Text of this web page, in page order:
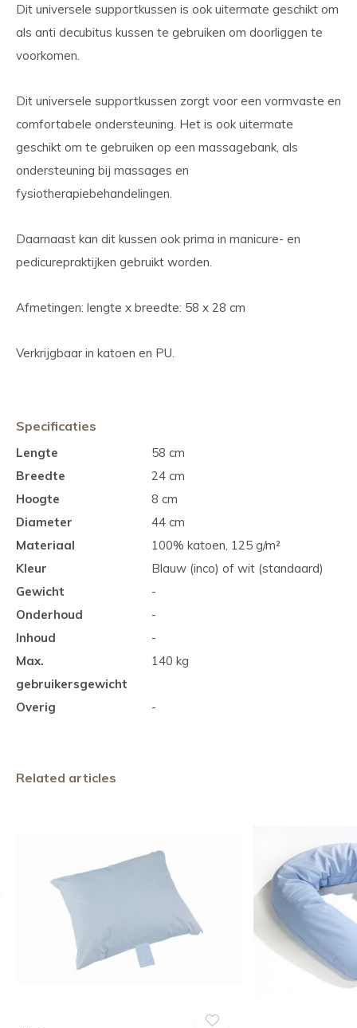
Dit universele supportkussen is ook uitermate geschikt om
als anti decubitus kussen te gebruiken om doorliggen te
voorkomen.
Dit universele supportkussen zorgt voor een vormvaste en
comfortabele ondersteuning. Het is ook uitermate
geschikt om te gebruiken op een massagebank, als
ondersteuning bij massages en
fysiotherapiebehandelingen.
Daarnaast kan dit kussen ook prima in manicure- en
pedicurepraktijken gebruikt worden.
Afmetingen: lengte x breedte: 58 x 28 cm
Verkrijgbaar in katoen en PU.
Specificaties
Lengte
58 cm
Breedte
24 cm
Hoogte
8 cm
Diameter
44 cm
Materiaal
100% katoen, 125 g/m²
Kleur
Blauw (inco) of wit (standaard)
Gewicht
-
Onderhoud
-
Inhoud
-
Max.
gebruikersgewicht
140 kg
Overig -
Related articles